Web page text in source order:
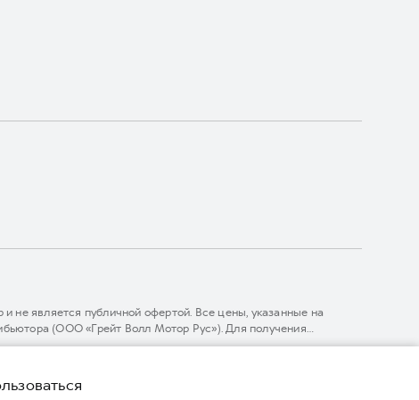
не является публичной офертой. Все цены, указанные на
(ООО «Грейт Волл Мотор Рус»). Для получения
линии 8 (800) 511-59-86, либо на сайте. Опубликованная на